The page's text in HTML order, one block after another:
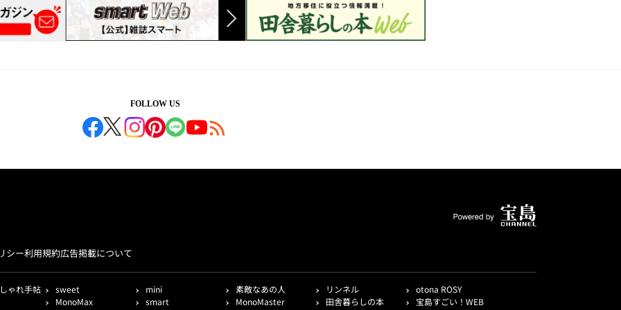
FOLLOW US
シー利用規約広告掲載について
ゃれ手帖 sweet mini 素敵なあの人 リンネル
otona ROSY
MonoMax
smart MonoMaster 田舎暮らしの本 宝島すごい！WEB